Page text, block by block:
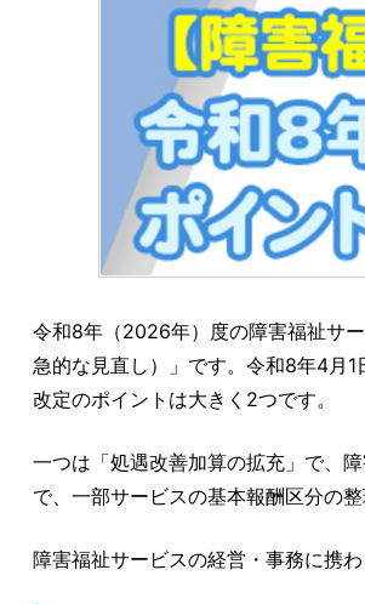
令和8年（2026年）度の障害福祉サ
急的な見直し）」です。令和8年4月
改定のポイントは大きく2つです。
一つは「処遇改善加算の拡充」で、
で、一部サービスの基本報酬区分の
障害福祉サービスの経営・事務に携